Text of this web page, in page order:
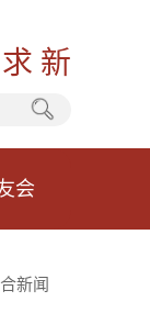
新
会
新闻